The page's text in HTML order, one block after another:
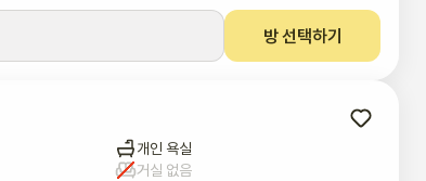
방 선택하기
개인 욕실
거실 없음